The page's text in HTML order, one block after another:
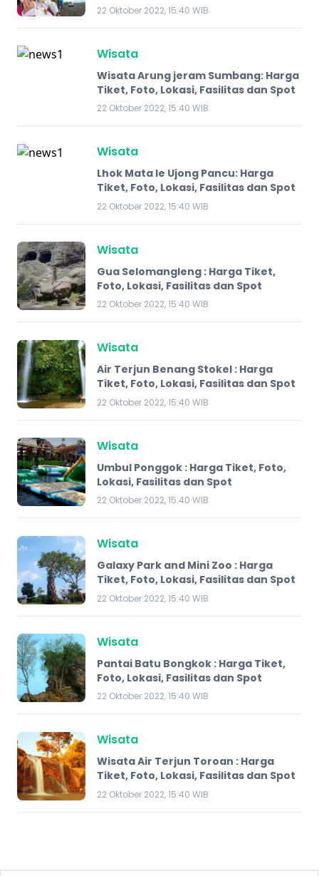
22 Oktober 2022, 15:40 WIB
Wisata
Wisata Arung jeram Sumbang: Harga
Tiket, Foto, Lokasi, Fasilitas dan Spot
22 Oktober 2022, 15:40 WIB
Wisata
Lhok Mata Ie Ujong Pancu: Harga
Tiket, Foto, Lokasi, Fasilitas dan Spot
22 Oktober 2022, 15:40 WIB
Wisata
Gua Selomangleng : Harga Tiket,
Foto, Lokasi, Fasilitas dan Spot
22 Oktober 2022, 15:40 WIB
Wisata
Air Terjun Benang Stokel : Harga
Tiket, Foto, Lokasi, Fasilitas dan Spot
22 Oktober 2022, 15:40 WIB
Wisata
​Umbul Ponggok : Harga Tiket, Foto,
Lokasi, Fasilitas dan Spot
22 Oktober 2022, 15:40 WIB
Wisata
Galaxy Park and Mini Zoo : Harga
Tiket, Foto, Lokasi, Fasilitas dan Spot
22 Oktober 2022, 15:40 WIB
Wisata
Pantai Batu Bongkok : Harga Tiket,
Foto, Lokasi, Fasilitas dan Spot
22 Oktober 2022, 15:40 WIB
Wisata
Wisata Air Terjun Toroan : Harga
Tiket, Foto, Lokasi, Fasilitas dan Spot
22 Oktober 2022, 15:40 WIB